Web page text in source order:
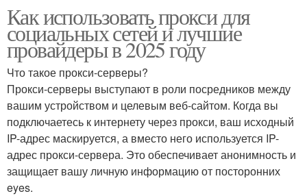
Как использовать прокси для
социальных сетей и лучшие
провайдеры в 2025 году
Что такое прокси-серверы?
Прокси-серверы выступают в роли посредников между
вашим устройством и целевым веб-сайтом. Когда вы
подключаетесь к интернету через прокси, ваш исходный
IP-адрес маскируется, а вместо него используется IP-
адрес прокси-сервера. Это обеспечивает анонимность и
защищает вашу личную информацию от посторонних
eyes.